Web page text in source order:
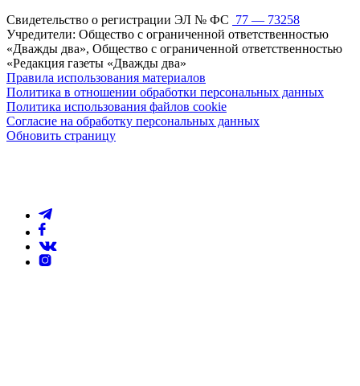
Свидетельство о регистрации ЭЛ № ФС 77 — 73258
Учредители: Общество с ограниченной ответственностью
«Дважды два», Общество с ограниченной ответственностью
«Редакция газеты «Дважды два»
Правила использования материалов
Политика в отношении обработки персональных данных
Политика использования файлов cookie
Согласие на обработку персональных данных
Обновить страницу